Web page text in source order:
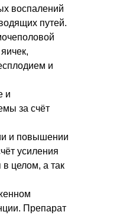
воспалений
путей.
и
и
за счёт
и повышении
усиления
целом, а так
Препарат